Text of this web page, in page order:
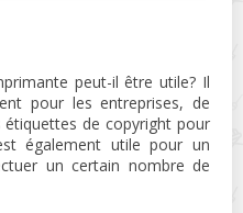
peut-il être utile? Il
pour les entreprises, de
de copyright pour
également utile pour un
un certain nombre de